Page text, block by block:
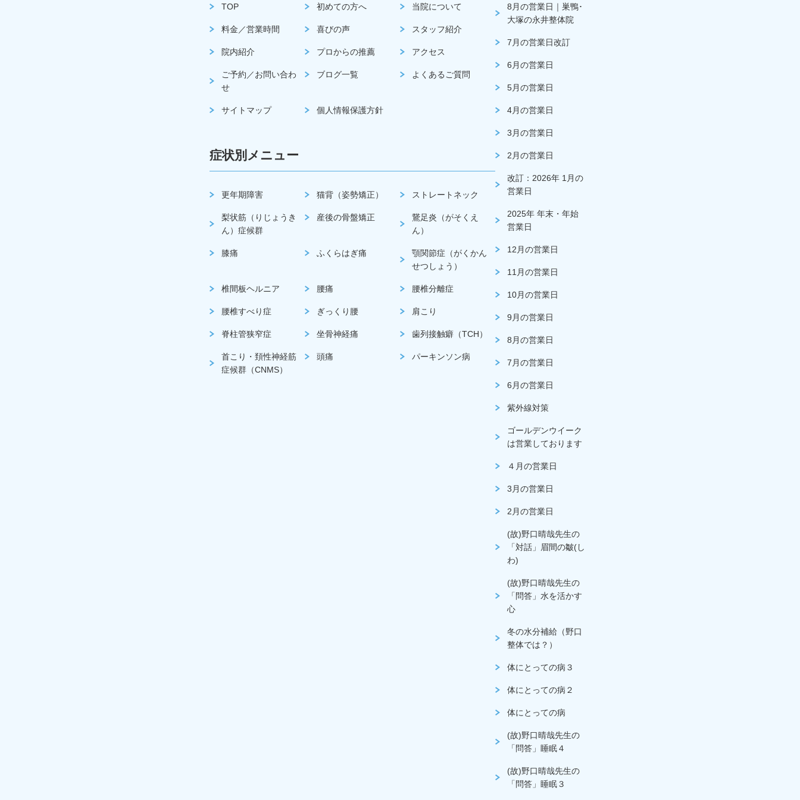
TOP 初めての方へ 当院について
料金／営業時間 喜びの声 スタッフ紹介
院内紹介 プロからの推薦 アクセス
ご予約／お問い合わ
せ
ブログ一覧 よくあるご質問
サイトマップ 個人情報保護方針
症状別メニュー
更年期障害 猫背（姿勢矯正） ストレートネック
梨状筋（りじょうき
ん）症候群
産後の骨盤矯正
鵞足炎（がそくえ
ん）
膝痛 ふくらはぎ痛
顎関節症（がくかん
せつしょう）
椎間板ヘルニア 腰痛 腰椎分離症
腰椎すべり症 ぎっくり腰 肩こり
脊柱管狭窄症 坐骨神経痛 歯列接触癖（TCH）
首こり・頚性神経筋
症候群（CNMS）
頭痛 パーキンソン病
8月の営業日｜巣鴨･
大塚の永井整体院
7月の営業日改訂
6月の営業日
5月の営業日
4月の営業日
3月の営業日
2月の営業日
改訂：2026年 1月の
営業日
2025年 年末・年始
営業日
12月の営業日
11月の営業日
10月の営業日
9月の営業日
8月の営業日
7月の営業日
6月の営業日
紫外線対策
ゴールデンウイーク
は営業しております
４月の営業日
3月の営業日
2月の営業日
(故)野口晴哉先生の
「対話」眉間の皺(し
わ)
(故)野口晴哉先生の
「問答」水を活かす
心
冬の水分補給（野口
整体では？）
体にとっての病３
体にとっての病２
体にとっての病
(故)野口晴哉先生の
「問答」睡眠４
(故)野口晴哉先生の
「問答」睡眠３